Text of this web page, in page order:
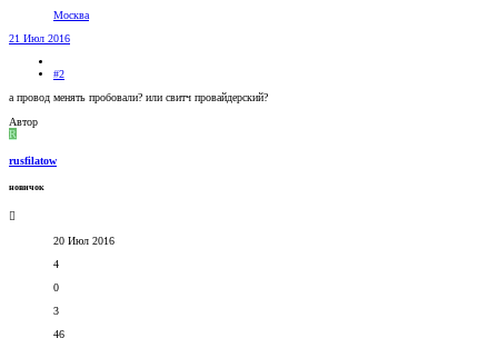
Москва
21 Июл 2016
#2
а провод менять пробовали? или свитч провайдерский?
Автор
R
rusfilatow
новичок
20 Июл 2016
4
0
3
46